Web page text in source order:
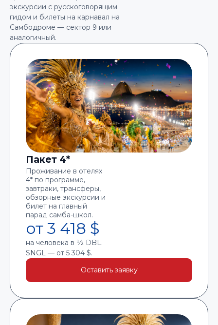
экскурсии с русскоговорящим
гидом и билеты на карнавал на
Самбодроме — сектор 9 или
аналогичный.
Пакет 4*
Проживание в отелях
4* по программе,
завтраки, трансферы,
обзорные экскурсии и
билет на главный
парад самба-школ.
от 3 418 $
на человека в ½ DBL.
SNGL — от 5 304 $.
Оставить заявку